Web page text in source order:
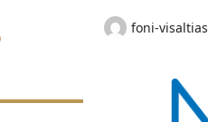
foni-visaltias